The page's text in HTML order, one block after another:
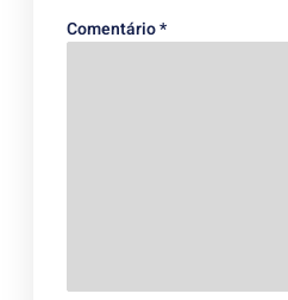
Comentário*